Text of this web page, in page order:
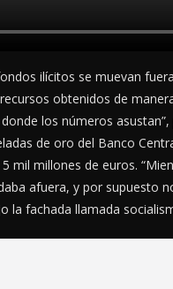
ilícitos se muevan
obtenidos de
los números
de oro del Banco
mil millones de euros.
afuera, y por supuesto
la fachada llamada